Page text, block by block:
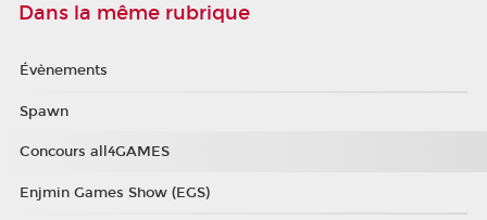
Dans la même rubrique
Évènements
Spawn
Concours all4GAMES
Enjmin Games Show (EGS)